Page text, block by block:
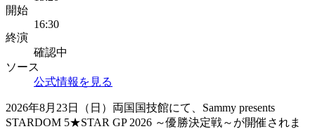
開始
16:30
終演
確認中
ソース
公式情報を見る
2026年8月23日（日）両国国技館にて、Sammy presents
STARDOM 5★STAR GP 2026 ～優勝決定戦～が開催されま